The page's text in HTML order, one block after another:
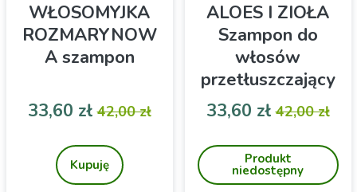
WŁOSOMYJKA
ROZMARYNOW
A szampon
włosów z łupieżem
Cena
33,60 złCena podstawowa
42,00 zł
Kupuję
ALOES I ZIOŁA
Szampon do
włosów
przetłuszczający
ch się 280ml E-
Fiore
również dla wrażliwej
skóry głowy i cienkich
włosów. Można stosować
Cena
33,60 złCena
42,00 zł
Produkt
niedostępny